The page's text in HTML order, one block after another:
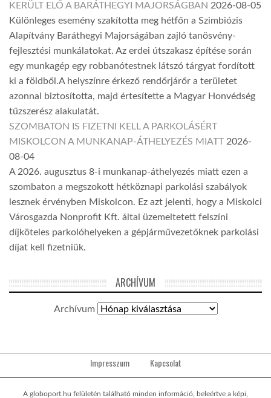
KERÜLT ELŐ A BARÁTHEGYI MAJORSÁGBAN 2026-08-05
Különleges esemény szakította meg hétfőn a Szimbiózis
Alapítvány Baráthegyi Majorságában zajló tanösvény-
fejlesztési munkálatokat. Az erdei útszakasz építése során
egy munkagép egy robbanótestnek látszó tárgyat fordított
ki a földből.A helyszínre érkező rendőrjárőr a területet
azonnal biztosította, majd értesítette a Magyar Honvédség
tűzszerész alakulatát.
SZOMBATON IS FIZETNI KELL A PARKOLÁSÉRT
MISKOLCON A MUNKANAP-ÁTHELYEZÉS MIATT 2026-
08-04
A 2026. augusztus 8-i munkanap-áthelyezés miatt ezen a
szombaton a megszokott hétköznapi parkolási szabályok
lesznek érvényben Miskolcon. Ez azt jelenti, hogy a Miskolci
Városgazda Nonprofit Kft. által üzemeltetett felszíni
díjköteles parkolóhelyeken a gépjárművezetőknek parkolási
díjat kell fizetniük.
ARCHÍVUM
Archívum
Impresszum Kapcsolat
A globoport.hu felületén található minden információ, beleértve a képi,